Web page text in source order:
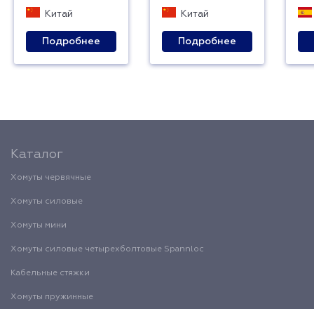
Китай
Подробнее
Китай
Подробнее
Каталог
Хомуты червячные
Хомуты силовые
Хомуты мини
Хомуты силовые четырехболтовые Spannloc
Кабельные стяжки
Хомуты пружинные